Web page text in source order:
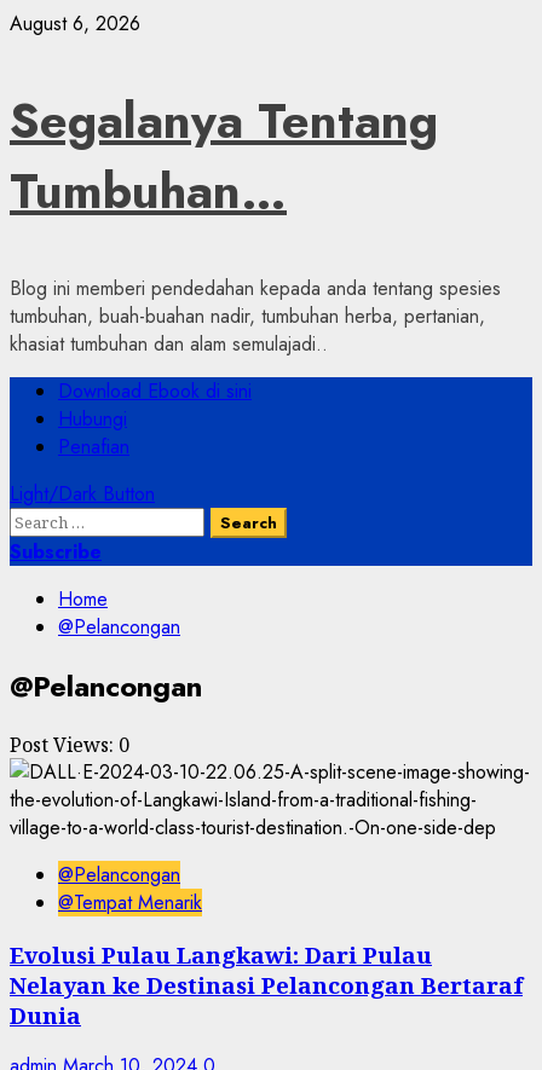
Skip
August 6, 2026
Segalanya Tentang
Tumbuhan…
Blog ini memberi pendedahan kepada anda tentang spesies
tumbuhan, buah-buahan nadir, tumbuhan herba, pertanian,
khasiat tumbuhan dan alam semulajadi..
Primary
Menu
Download Ebook di sini
Hubungi
Penafian
Light/Dark Button
Search
for:
Subscribe
Home
@Pelancongan
@Pelancongan
Post Views: 0
@Pelancongan
@Tempat Menarik
Evolusi Pulau Langkawi: Dari Pulau
Nelayan ke Destinasi Pelancongan Bertaraf
Dunia